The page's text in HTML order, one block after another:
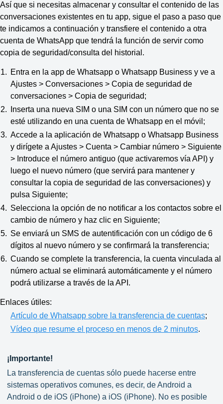
Así que si necesitas almacenar y consultar el contenido de las
conversaciones existentes en tu app, sigue el paso a paso que
te indicamos a continuación y transfiere el contenido a otra
cuenta de WhatsApp que tendrá la función de servir como
copia de seguridad/consulta del historial.
Entra en la app de Whatsapp o Whatsapp Business y ve a
Ajustes > Conversaciones > Copia de seguridad de
conversaciones > Copia de seguridad;
Inserta una nueva SIM o una SIM con un número que no se
esté utilizando en una cuenta de Whatsapp en el móvil;
Accede a la aplicación de Whatsapp o Whatsapp Business
y dirígete a Ajustes > Cuenta > Cambiar número > Siguiente
> Introduce el número antiguo (que activaremos vía API) y
luego el nuevo número (que servirá para mantener y
consultar la copia de seguridad de las conversaciones) y
pulsa Siguiente;
Selecciona la opción de no notificar a los contactos sobre el
cambio de número y haz clic en Siguiente;
Se enviará un SMS de autentificación con un código de 6
dígitos al nuevo número y se confirmará la transferencia;
Cuando se complete la transferencia, la cuenta vinculada al
número actual se eliminará automáticamente y el número
podrá utilizarse a través de la API.
Enlaces útiles:
Artículo de Whatsapp sobre la transferencia de cuentas;
Vídeo que resume el proceso en menos de 2 minutos.
¡Importante!
La transferencia de cuentas sólo puede hacerse entre
sistemas operativos comunes, es decir, de Android a
Android o de iOS (iPhone) a iOS (iPhone). No es posible